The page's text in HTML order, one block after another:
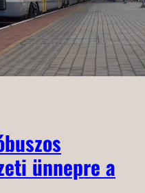
ünnepre a